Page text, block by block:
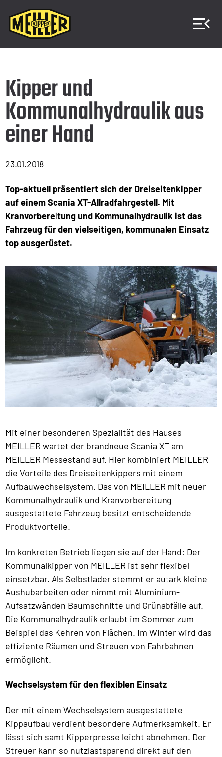
Kipper und
Kommunalhydraulik aus
einer Hand
23.01.2018
Top-aktuell präsentiert sich der Dreiseitenkipper
auf einem Scania XT-Allradfahrgestell. Mit
Kranvorbereitung und Kommunalhydraulik ist das
Fahrzeug für den vielseitigen, kommunalen Einsatz
top ausgerüstet.
Mit einer besonderen Spezialität des Hauses
MEILLER wartet der brandneue Scania XT am
MEILLER Messestand auf. Hier kombiniert MEILLER
die Vorteile des Dreiseitenkippers mit einem
Aufbauwechselsystem. Das von MEILLER mit neuer
Kommunalhydraulik und Kranvorbereitung
ausgestattete Fahrzeug besitzt entscheidende
Produktvorteile.
Im konkreten Betrieb liegen sie auf der Hand: Der
Kommunalkipper von MEILLER ist sehr flexibel
einsetzbar. Als Selbstlader stemmt er autark kleine
Aushubarbeiten oder nimmt mit Aluminium-
Aufsatzwänden Baumschnitte und Grünabfälle auf.
Die Kommunalhydraulik erlaubt im Sommer zum
Beispiel das Kehren von Flächen. Im Winter wird das
effiziente Räumen und Streuen von Fahrbahnen
ermöglicht.
Wechselsystem für den flexiblen Einsatz
Der mit einem Wechselsystem ausgestattete
Kippaufbau verdient besondere Aufmerksamkeit. Er
lässt sich samt Kipperpresse leicht abnehmen. Der
Streuer kann so nutzlastsparend direkt auf den